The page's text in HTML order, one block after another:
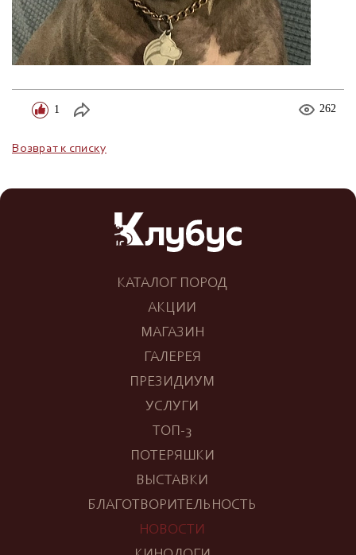
1 262
Возврат к списку
КАТАЛОГ ПОРОД
АКЦИИ
МАГАЗИН
ГАЛЕРЕЯ
ПРЕЗИДИУМ
УСЛУГИ
ТОП-3
ПОТЕРЯШКИ
ВЫСТАВКИ
БЛАГОТВОРИТЕЛЬНОСТЬ
НОВОСТИ